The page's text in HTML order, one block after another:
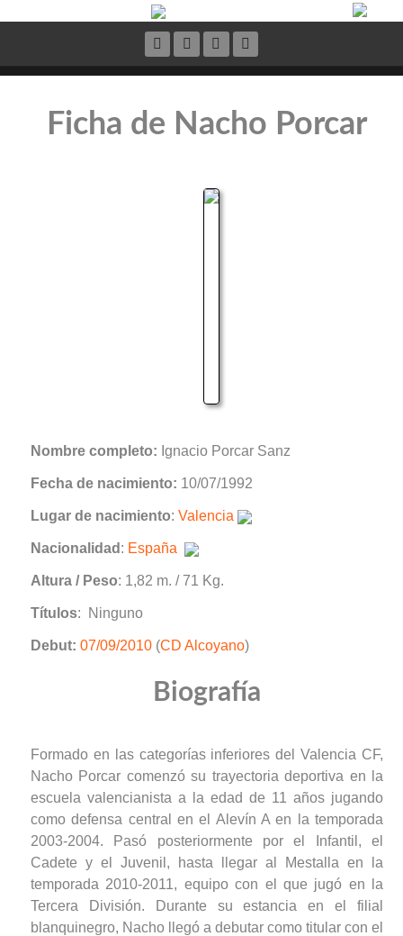
Ficha de Nacho Porcar
Nombre completo: Ignacio Porcar Sanz
Fecha de nacimiento: 10/07/1992
Lugar de nacimiento: Valencia
Nacionalidad : España
Altura / Peso: 1,82 m. / 71 Kg.
Títulos: Ninguno
Debut: 07/09/2010 (CD Alcoyano)
Biografía
Formado en las categorías inferiores del Valencia CF,
Nacho Porcar comenzó su trayectoria deportiva en la
escuela valencianista a la edad de 11 años jugando
como defensa central en el Alevín A en la temporada
2003-2004. Pasó posteriormente por el Infantil, el
Cadete y el Juvenil, hasta llegar al Mestalla en la
temporada 2010-2011, equipo con el que jugó en la
Tercera División. Durante su estancia en el filial
blanquinegro, Nacho llegó a debutar como titular con el